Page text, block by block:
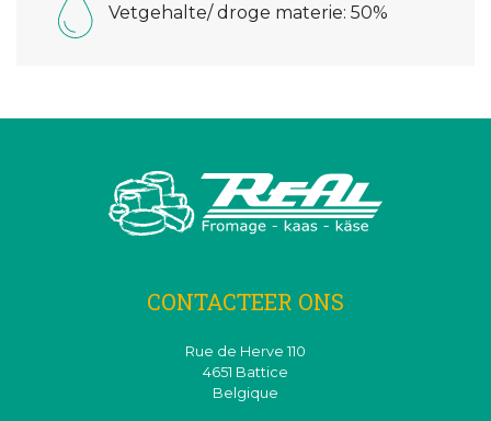
Vetgehalte/ droge materie: 50%
CONTACTEER ONS
Rue de Herve 110
4651 Battice
Belgique